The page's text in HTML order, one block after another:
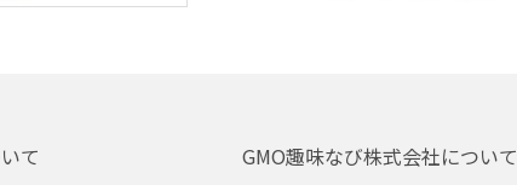
て GMO趣味なび株式会社について